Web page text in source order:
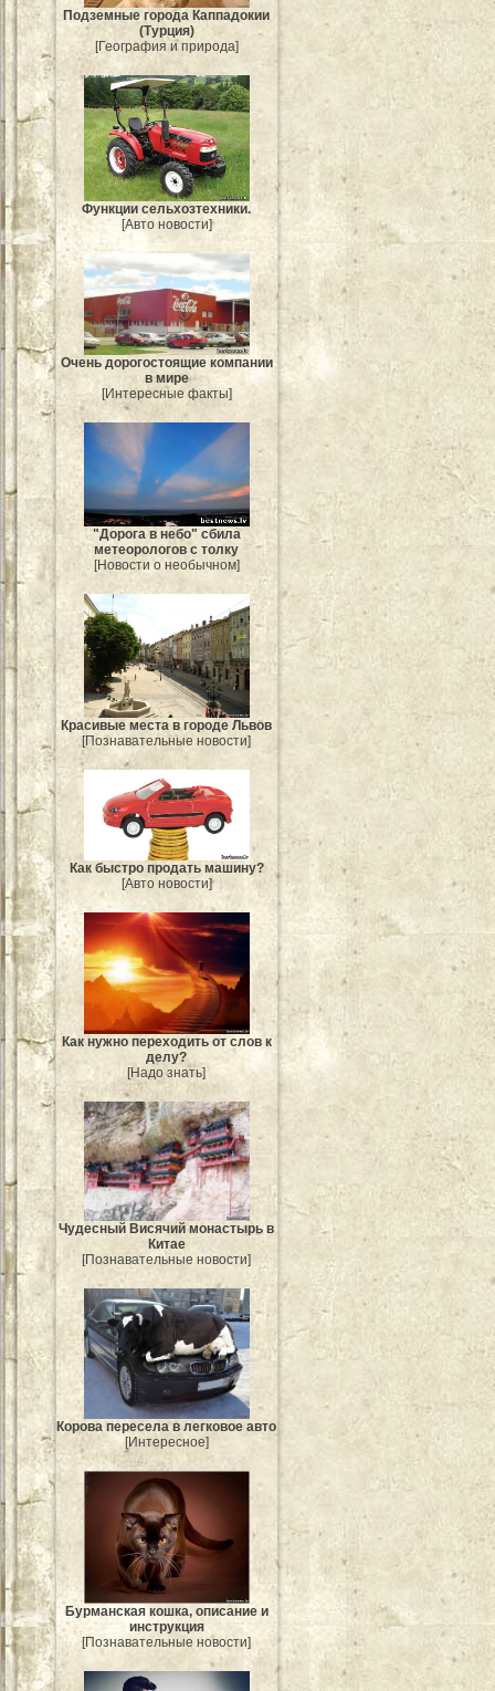
Подземные города Каппадокии
(Турция)
[География и природа]
Функции сельхозтехники.
[Авто новости]
Очень дорогостоящие компании
в мире
[Интересные факты]
"Дорога в небо" сбила
метеорологов с толку
[Новости о необычном]
Красивые места в городе Львов
[Познавательные новости]
Как быстро продать машину?
[Авто новости]
Как нужно переходить от слов к
делу?
[Надо знать]
Чудесный Висячий монастырь в
Китае
[Познавательные новости]
Корова пересела в легковое авто
[Интересное]
Бурманская кошка, описание и
инструкция
[Познавательные новости]